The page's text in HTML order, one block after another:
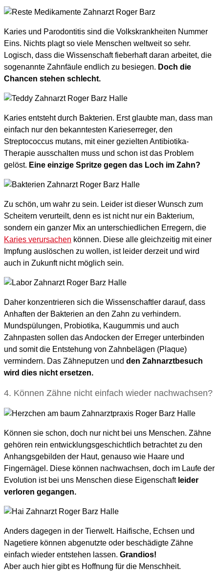
Karies und Parodontitis sind die Volkskrankheiten Nummer
Eins. Nichts plagt so viele Menschen weltweit so sehr.
Logisch, dass die Wissenschaft fieberhaft daran arbeitet, die
sogenannte Zahnfäule endlich zu besiegen. Doch die
Chancen stehen schlecht.
Karies entsteht durch Bakterien. Erst glaubte man, dass man
einfach nur den bekanntesten Karieserreger, den
Streptococcus mutans, mit einer gezielten Antibiotika-
Therapie ausschalten muss und schon ist das Problem
gelöst. Eine einzige Spritze gegen das Loch im Zahn?
Zu schön, um wahr zu sein. Leider ist dieser Wunsch zum
Scheitern verurteilt, denn es ist nicht nur ein Bakterium,
sondern ein ganzer Mix an unterschiedlichen Erregern, die
Karies verursachen können. Diese alle gleichzeitig mit einer
Impfung auslöschen zu wollen, ist leider derzeit und wird
auch in Zukunft nicht möglich sein.
Daher konzentrieren sich die Wissenschaftler darauf, dass
Anhaften der Bakterien an den Zahn zu verhindern.
Mundspülungen, Probiotika, Kaugummis und auch
Zahnpasten sollen das Andocken der Erreger unterbinden
und somit die Entstehung von Zahnbelägen (Plaque)
vermindern. Das Zähneputzen und den Zahnarztbesuch
wird dies nicht ersetzen.
4. Können Zähne nicht einfach wieder nachwachsen?
Können sie schon, doch nur nicht bei uns Menschen. Zähne
gehören rein entwicklungsgeschichtlich betrachtet zu den
Anhangsgebilden der Haut, genauso wie Haare und
Fingernägel. Diese können nachwachsen, doch im Laufe der
Evolution ist bei uns Menschen diese Eigenschaftleider
verloren gegangen.
Anders dagegen in der Tierwelt. Haifische, Echsen und
Nagetiere können abgenutzte oder beschädigte Zähne
einfach wieder entstehen lassen. Grandios!
Aber auch hier gibt es Hoffnung für die Menschheit.